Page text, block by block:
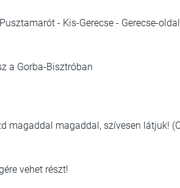
- Kis-Gerecse - Gerecse-
a Gorba-Bisztróban
magaddal magaddal, szívesen látjuk!
vehet részt!